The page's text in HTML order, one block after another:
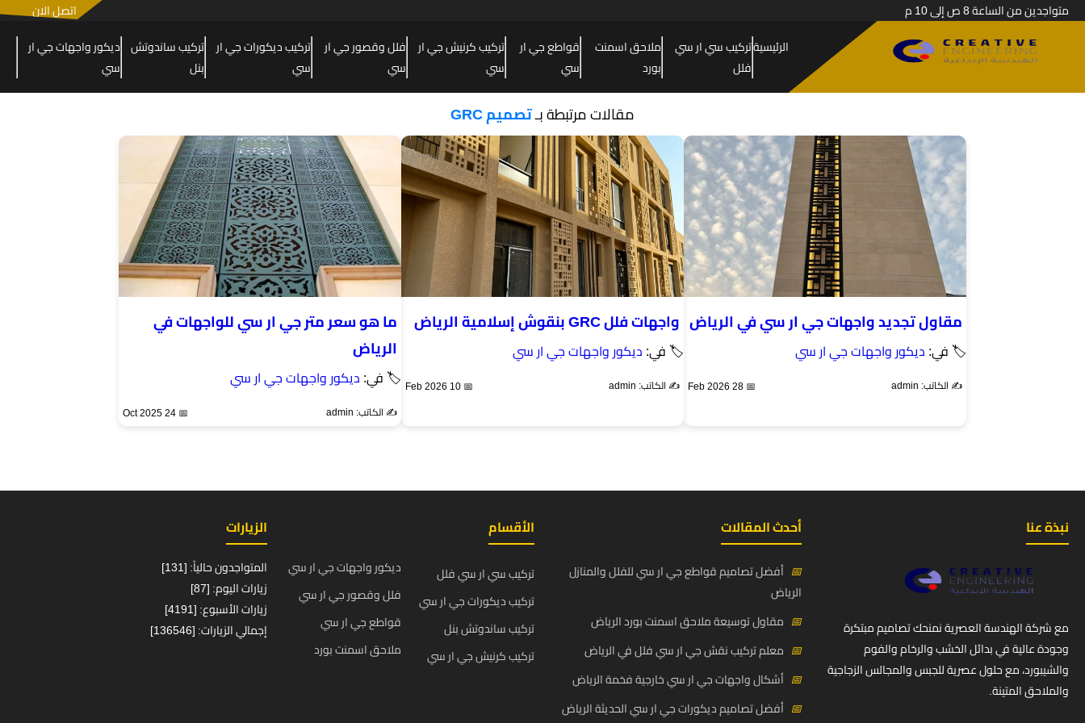
متواجدين من الساعة 8 ص إلى 10 م
اتصل الان
الرئيسيةتركيب سي ار سي
فلل
ملاحق اسمنت
بورد
قواطع جي ار
سي
تركيب كرنيش جي ار
سي
فلل وقصور جي ار
سي
تركيب ديكورات جي ار
سي
تركيب ساندوتش
بنل
ديكور واجهات جي ار
سي
مقالات مرتبطة بـتصميم GRC
مقاول تجديد واجهات جي ار سي في الرياض
🏷 في: ديكور واجهات جي ار سي
✍️ الكاتب: admin 📅 28 Feb 2026
واجهات فلل GRC بنقوش إسلامية الرياض
🏷 في: ديكور واجهات جي ار سي
✍️ الكاتب: admin 📅 10 Feb 2026
ما هو سعر متر جي ار سي للواجهات في
الرياض
🏷 في: ديكور واجهات جي ار سي
✍️ الكاتب: admin 📅 24 Oct 2025
نبذة عنا
مع شركة الهندسة العصرية نمنحك تصاميم مبتكرة
وجودة عالية في بدائل الخشب والرخام والفوم
والشيبورد، مع حلول عصرية للجبس والمجالس الزجاجية
والملاحق المتينة.
أحدث المقالات
📅 أفضل تصاميم قواطع جي ار سي للفلل والمنازل
الرياض
📅 مقاول توسيعة ملاحق اسمنت بورد الرياض
📅 معلم تركيب نقش جي ار سي فلل في الرياض
📅 أشكال واجهات جي ار سي خارجية فخمة الرياض
📅 أفضل تصاميم ديكورات جي ار سي الحديثة الرياض
الأقسام
تركيب سي ار سي فلل
تركيب ديكورات جي ار سي
تركيب ساندوتش بنل
تركيب كرنيش جي ار سي
ديكور واجهات جي ار سي
فلل وقصور جي ار سي
قواطع جي ار سي
ملاحق اسمنت بورد
الزيارات
المتواجدون حالياً: [131]
زيارات اليوم: [87]
زيارات الأسبوع: [4191]
إجمالي الزيارات: [136546]